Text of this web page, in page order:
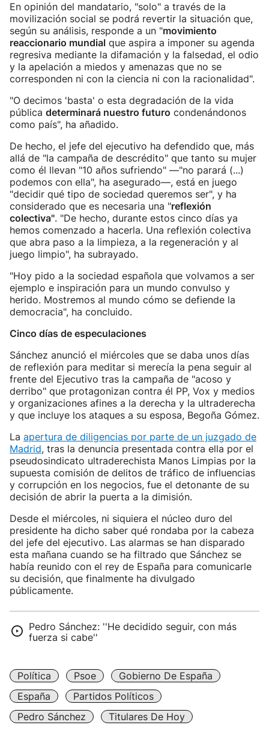
En opinión del mandatario, "solo" a través de la
movilización social se podrá revertir la situación que,
según su análisis, responde a un "movimiento
reaccionario mundial que aspira a imponer su agenda
regresiva mediante la difamación y la falsedad, el odio
y la apelación a miedos y amenazas que no se
corresponden ni con la ciencia ni con la racionalidad".
"O decimos 'basta' o esta degradación de la vida
pública determinará nuestro futuro condenándonos
como país", ha añadido.
De hecho, el jefe del ejecutivo ha defendido que, más
allá de "la campaña de descrédito" que tanto su mujer
como él llevan "10 años sufriendo" —"no parará (...)
podemos con ella", ha asegurado—, está en juego
"decidir qué tipo de sociedad queremos ser", y ha
considerado que es necesaria una "reflexión
colectiva". "De hecho, durante estos cinco días ya
hemos comenzado a hacerla. Una reflexión colectiva
que abra paso a la limpieza, a la regeneración y al
juego limpio", ha subrayado.
"Hoy pido a la sociedad española que volvamos a ser
ejemplo e inspiración para un mundo convulso y
herido. Mostremos al mundo cómo se defiende la
democracia", ha concluido.
Cinco días de especulaciones
Sánchez anunció el miércoles que se daba unos días
de reflexión para meditar si merecía la pena seguir al
frente del Ejecutivo tras la campaña de "acoso y
derribo" que protagonizan contra él PP, Vox y medios
y organizaciones afines a la derecha y la ultraderecha
y que incluye los ataques a su esposa, Begoña Gómez.
La apertura de diligencias por parte de un juzgado de
Madrid, tras la denuncia presentada contra ella por el
pseudosindicato ultraderechista Manos Limpias por la
supuesta comisión de delitos de tráfico de influencias
y corrupción en los negocios, fue el detonante de su
decisión de abrir la puerta a la dimisión.
Desde el miércoles, ni siquiera el núcleo duro del
presidente ha dicho saber qué rondaba por la cabeza
del jefe del ejecutivo. Las alarmas se han disparado
esta mañana cuando se ha filtrado que Sánchez se
había reunido con el rey de España para comunicarle
su decisión, que finalmente ha divulgado
públicamente.
Pedro Sánchez: ''He decidido seguir, con más
fuerza si cabe''
Política Psoe
Gobierno De España
España
Partidos Políticos
Pedro Sánchez
Titulares De Hoy